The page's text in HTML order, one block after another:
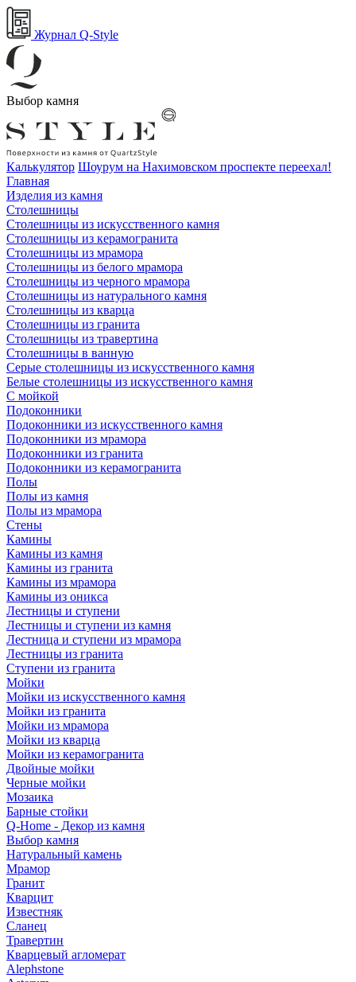
Журнал Q-Style
Выбор камня
Калькулятор Шоурум на Нахимовском проспекте переехал!
Главная
Изделия из камня
Столешницы
Столешницы из искусственного камня
Столешницы из керамогранита
Столешницы из мрамора
Столешницы из белого мрамора
Столешницы из черного мрамора
Столешницы из натурального камня
Столешницы из кварца
Столешницы из гранита
Столешницы из травертина
Столешницы в ванную
Серые столешницы из искусственного камня
Белые столешницы из искусственного камня
С мойкой
Подоконники
Подоконники из искусственного камня
Подоконники из мрамора
Подоконники из гранита
Подоконники из керамогранита
Полы
Полы из камня
Полы из мрамора
Стены
Камины
Камины из камня
Камины из гранита
Камины из мрамора
Камины из оникса
Лестницы и ступени
Лестницы и ступени из камня
Лестница и ступени из мрамора
Лестницы из гранита
Ступени из гранита
Мойки
Мойки из искусственного камня
Мойки из гранита
Мойки из мрамора
Мойки из кварца
Мойки из керамогранита
Двойные мойки
Черные мойки
Мозаика
Барные стойки
Q-Home - Декор из камня
Выбор камня
Натуральный камень
Мрамор
Гранит
Кварцит
Известняк
Сланец
Травертин
Кварцевый агломерат
Alephstone